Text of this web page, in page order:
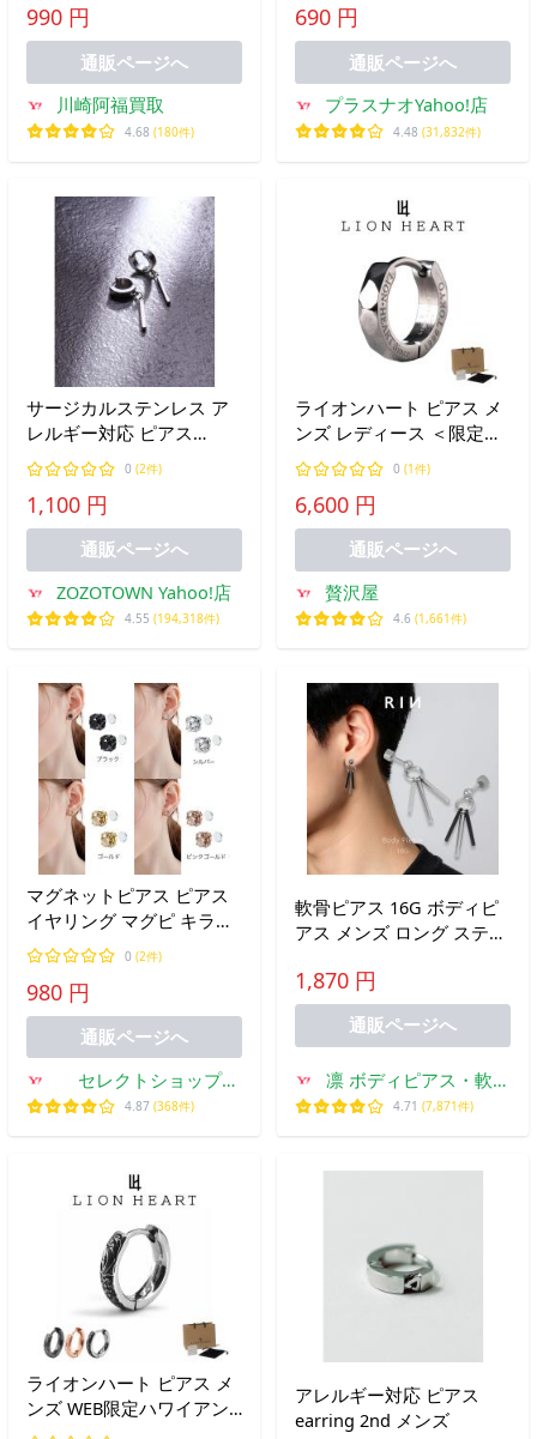
18K
990 円
通販ページへ
川崎阿福買取
4.68 (180件)
ゃれ ギフト プレゼント 贈
り物
690 円
通販ページへ
プラスナオYahoo!店
4.48 (31,832件)
サージカルステンレス ア
レルギー対応 ピアス
surgical stainless rod
pierce / サージカルステン
レスロッドピアス メンズ
レディース
0 (2件)
1,100 円
通販ページへ
ZOZOTOWN Yahoo!店
4.55 (194,318件)
ライオンハート ピアス メ
ンズ レディース ＜限定展
開＞ LH-1 THE EDGE エン
グレイブ カッティング フ
ープピアス スペシャルパ
ッケージ サージカルステ
ンレス316
0 (1件)
6,600 円
通販ページへ
贅沢屋
4.6 (1,661件)
マグネットピアス ピアス
イヤリング マグピ キラキ
ラ アクリル 簡単装着 磁石
ノンホール 8mm 両耳用
ブラック ゴールド シルバ
ー
0 (2件)
980 円
通販ページへ
セレクトショップ
kahana ファッション
4.87 (368件)
軟骨ピアス 16G ボディピ
アス メンズ ロング スティ
ジカルステンレス 片耳用
1,870 円
通販ページへ
凛 ボディピアス・軟骨
ピアス
4.71 (7,871件)
ライオンハート ピアス メ
ンズ WEB限定ハワイアン
フープ ピアス 甲丸 サージ
アレルギー対応 ピアス
earring 2nd メンズ